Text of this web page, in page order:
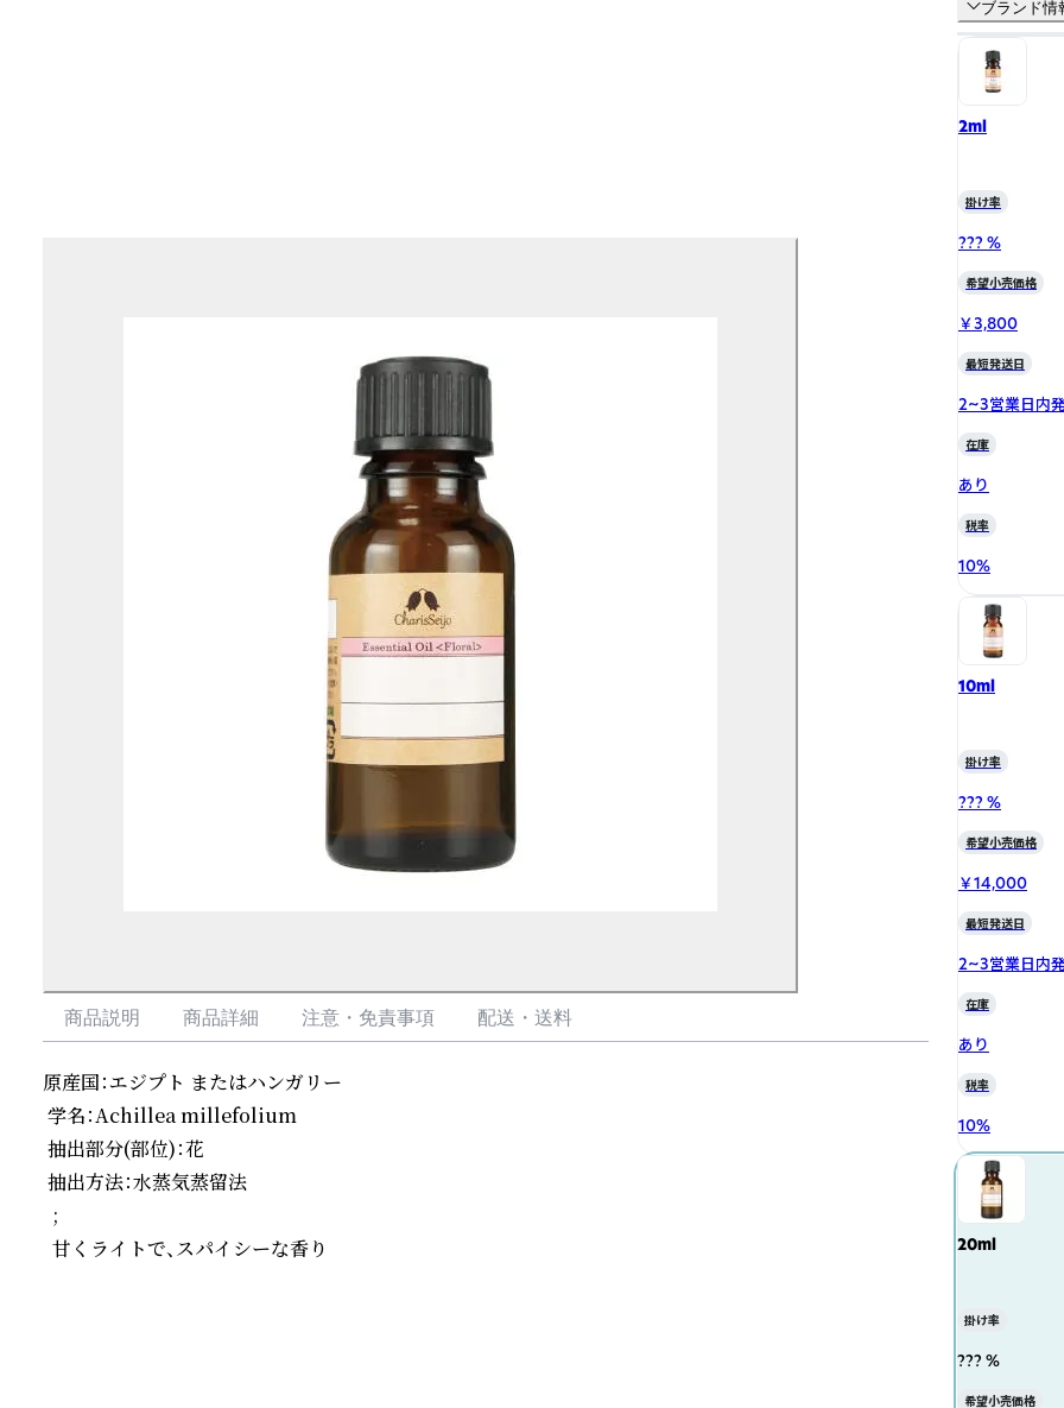
商品説明 商品詳細 注意・免責事項 配送・送料
原産国：エジプト またはハンガリー
学名：Achillea millefolium
抽出部分(部位)：花
抽出方法：水蒸気蒸留法
  ;
  甘くライトで、スパイシーな香り
ブランド情
2ml
掛け率
??? %
希望小売価格
￥3,800
最短発送日
2~3営業日内
在庫
あり
税率
10%
10ml
掛け率
??? %
希望小売価格
￥14,000
最短発送日
2~3営業日内
在庫
あり
税率
10%
20ml
掛け率
??? %
希望小売価格